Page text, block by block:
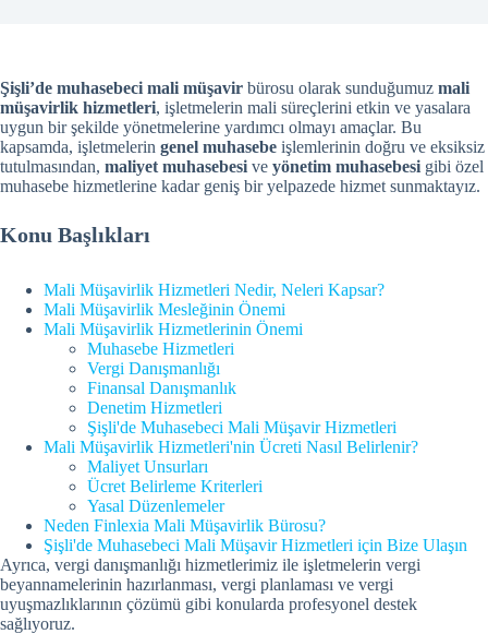
Şişli’de muhasebeci mali müşavir bürosu olarak sunduğumuz mali
müşavirlik hizmetleri, işletmelerin mali süreçlerini etkin ve yasalara
uygun bir şekilde yönetmelerine yardımcı olmayı amaçlar. Bu
kapsamda, işletmelerin genel muhasebe işlemlerinin doğru ve eksiksiz
tutulmasından, maliyet muhasebesi ve yönetim muhasebesi gibi özel
muhasebe hizmetlerine kadar geniş bir yelpazede hizmet sunmaktayız.
Konu Başlıkları
Mali Müşavirlik Hizmetleri Nedir, Neleri Kapsar?
Mali Müşavirlik Mesleğinin Önemi
Mali Müşavirlik Hizmetlerinin Önemi
Muhasebe Hizmetleri
Vergi Danışmanlığı
Finansal Danışmanlık
Denetim Hizmetleri
Şişli'de Muhasebeci Mali Müşavir Hizmetleri
Mali Müşavirlik Hizmetleri'nin Ücreti Nasıl Belirlenir?
Maliyet Unsurları
Ücret Belirleme Kriterleri
Yasal Düzenlemeler
Neden Finlexia Mali Müşavirlik Bürosu?
Şişli'de Muhasebeci Mali Müşavir Hizmetleri için Bize Ulaşın
Ayrıca, vergi danışmanlığı hizmetlerimiz ile işletmelerin vergi
beyannamelerinin hazırlanması, vergi planlaması ve vergi
uyuşmazlıklarının çözümü gibi konularda profesyonel destek
sağlıyoruz.